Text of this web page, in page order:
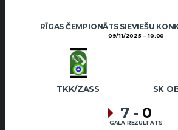
RĪGAS ČEMPIONĀTS SIEVIEŠU
09/11/2025 10:00
TKK/ZASS SK
7 - 0
GALA REZULTĀTS